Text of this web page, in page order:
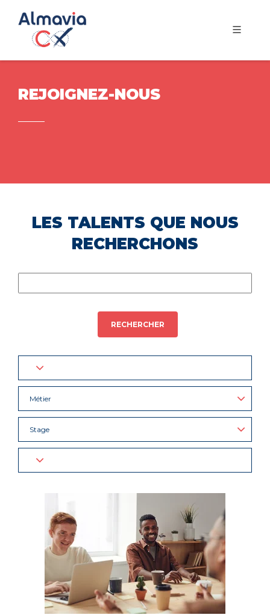
REJOIGNEZ-NOUS
LES TALENTS QUE NOUS
RECHERCHONS
RECHERCHER
Métier
Stage